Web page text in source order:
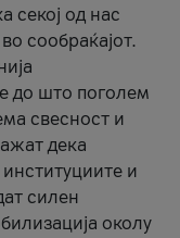
секој од нас
сообраќајот.
до што поголем
свесност и
дека
и
силен
околу